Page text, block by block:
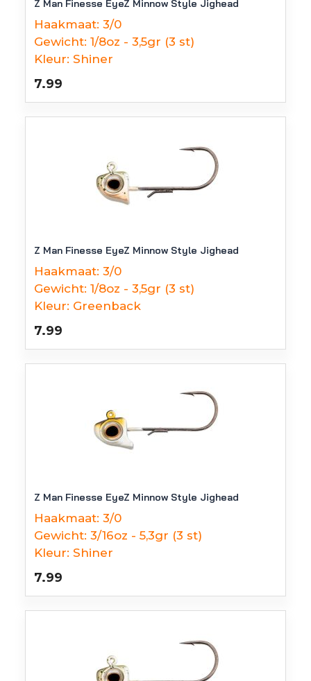
Z Man Finesse EyeZ Minnow Style Jighead
Haakmaat: 3/0
Gewicht: 1/8oz - 3,5gr (3 st)
Kleur: Shiner
7.99
Z Man Finesse EyeZ Minnow Style Jighead
Haakmaat: 3/0
Gewicht: 1/8oz - 3,5gr (3 st)
Kleur: Greenback
7.99
Z Man Finesse EyeZ Minnow Style Jighead
Haakmaat: 3/0
Gewicht: 3/16oz - 5,3gr (3 st)
Kleur: Shiner
7.99